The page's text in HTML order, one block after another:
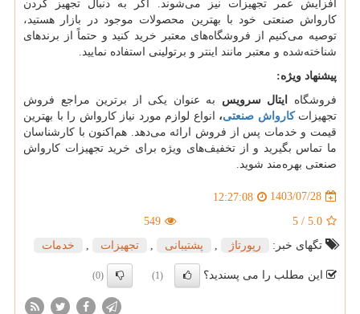
افزایش عمر تجهیزات نیز می‌شوند. اگر به دنبال تجهیز کردن
کارواش صنعتی خود با بهترین محصولات موجود در بازار هستید،
توصیه می‌کنیم از فروشگاه‌های معتبر خرید کنید و حتماً از برندهای
شناخته‌شده و معتبر مانند اینتر و برتولینی استفاده نمایید.
پیشنهاد ویژه:
فروشگاه
ایتال سرویس به عنوان یکی از برترین مراجع فروش
تجهیزاتکارواش صنعتی، انواع لوازم مورد نیاز کارواش را با بهترین
قیمت و خدمات پس از فروش ارائه می‌دهد. هم‌اکنون با کارشناسان
ما تماس بگیرید و از تخفیف‌های ویژه برای خرید تجهیزات کارواش
صنعتی بهره‌مند شوید.
1403/07/28
12:27:08
5.0
/
5
549
تگهای خبر:
رپورتاژ , پشتیبانی , تجهیزات , خدمات
این مطلب را می پسندید؟ (1)
(0)